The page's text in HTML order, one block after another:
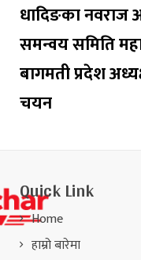
धादिङका नवराज
समन्वय समिति
बागमती प्रदेश
चयन
Quick Link
Home
हाम्रो बारेमा